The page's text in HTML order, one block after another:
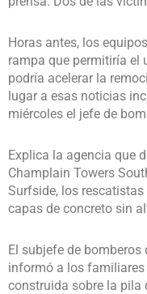
Horas antes, los
rampa que permitiría el
podría acelerar la
lugar a esas noticias
miércoles el jefe de
Explica la agencia que
Champlain Towers
Surfside, los
capas de concreto sin
El subjefe de
informó a los
construida sobre la pila